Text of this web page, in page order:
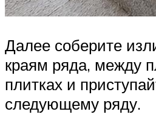
Далее соберите
краям ряда, между
плитках и
следующему ряду.